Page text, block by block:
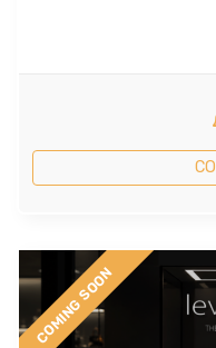
COMING SOON